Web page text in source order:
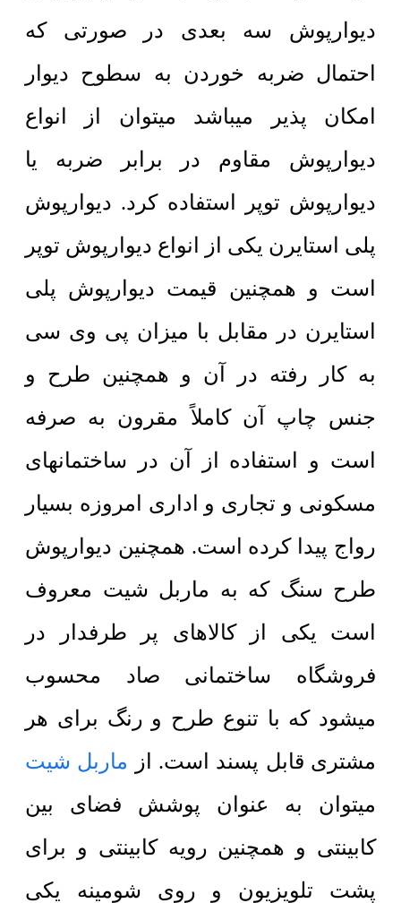
دیوارپوش سه بعدی در صورتی که
احتمال ضربه خوردن به سطوح دیوار
امکان پذیر میباشد میتوان از انواع
دیوارپوش مقاوم در برابر ضربه یا
دیوارپوش توپر استفاده کرد. دیوارپوش
پلی استایرن یکی از انواع دیوارپوش توپر
است و همچنین قیمت دیوارپوش پلی
استایرن در مقابل با میزان پی وی سی
به کار رفته در آن و همچنین طرح و
جنس چاپ آن کاملاً مقرون به صرفه
است و استفاده از آن در ساختمانهای
مسکونی و تجاری و اداری امروزه بسیار
رواج پیدا کرده است. همچنین دیوارپوش
طرح سنگ که به ماربل شیت معروف
است یکی از کالاهای پر طرفدار در
فروشگاه ساختمانی صاد محسوب
میشود که با تنوع طرح و رنگ برای هر
مشتری قابل پسند است. از ماربل شیت
میتوان به عنوان پوشش فضای بین
کابینتی و همچنین رویه کابینتی و برای
پشت تلویزیون و روی شومینه یکی